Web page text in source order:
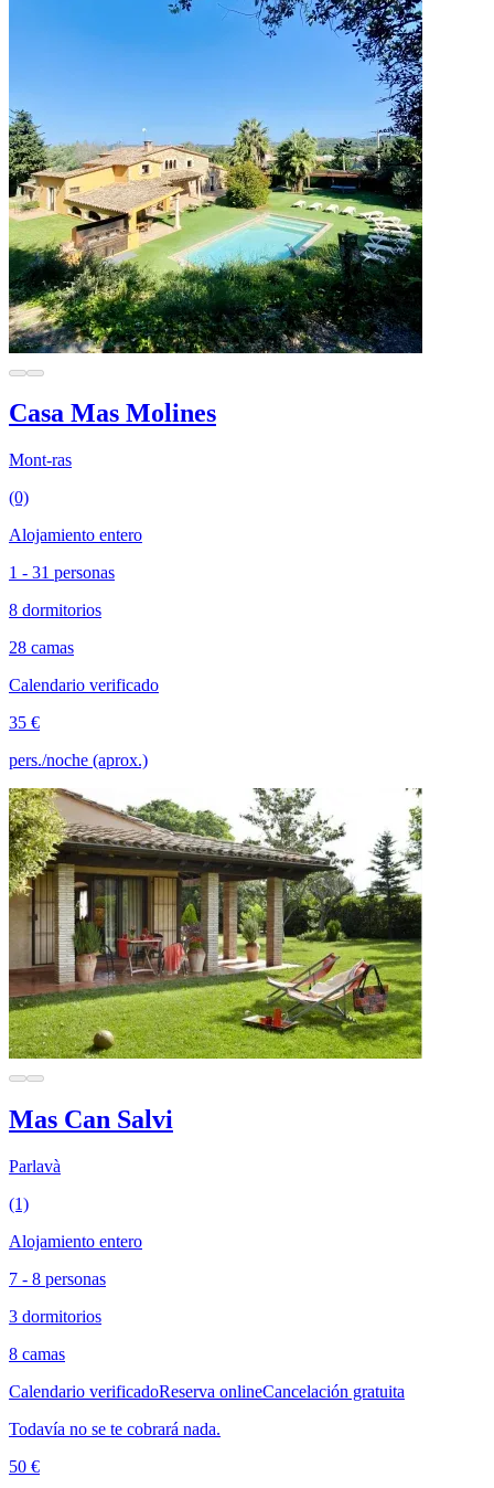
Casa Mas Molines
Mont-ras
(0)
Alojamiento entero
1 - 31 personas
8 dormitorios
28 camas
Calendario verificado
35 €
pers./noche (aprox.)
Mas Can Salvi
Parlavà
(1)
Alojamiento entero
7 - 8 personas
3 dormitorios
8 camas
Calendario verificadoReserva onlineCancelación gratuita
Todavía no se te cobrará nada.
50 €